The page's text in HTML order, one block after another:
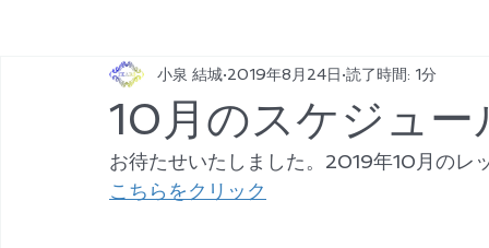
10月のスケジュー
小泉 結城 2019年8月24日 読了時間: 1分
お待たせいたしました。2019年10月のレ
こちらをクリック